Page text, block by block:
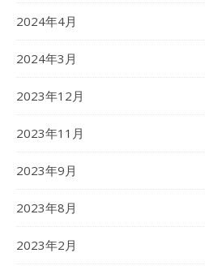
2024年4月
2024年3月
2023年12月
2023年11月
2023年9月
2023年8月
2023年2月